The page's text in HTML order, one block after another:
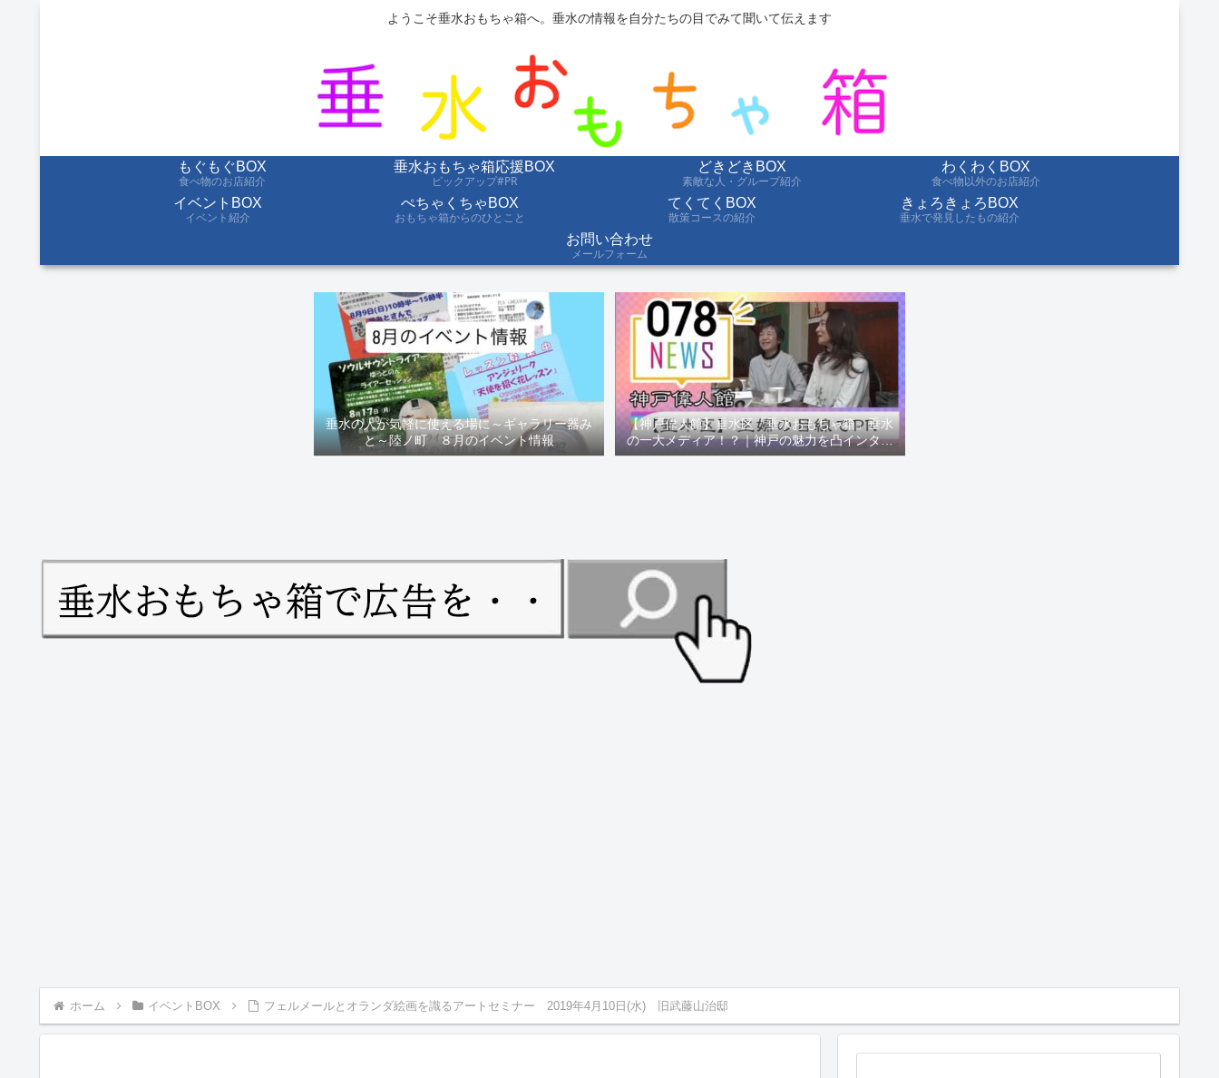
ようこそ垂水おもちゃ箱へ。垂水の情報を自分たちの目でみて聞いて伝えます
もぐもぐBOX
食べ物のお店紹介
垂水おもちゃ箱応援BOX
ピックアップ#PR
どきどきBOX
素敵な人・グループ紹介
わくわくBOX
食べ物以外のお店紹介
イベントBOX
イベント紹介
ぺちゃくちゃBOX
おもちゃ箱からのひとこと
てくてくBOX
散策コースの紹介
きょろきょろBOX
垂水で発見したもの紹介
お問い合わせ
メールフォーム
垂水の人が気軽に使える場に～ギャラリー器み
と～陸ノ町 ８月のイベント情報
【神戸偉人館】垂水区「垂水おもちゃ箱」垂水
の一大メディア！？｜神戸の魅力を凸インタビ
ュー！！【078NEWS( 078ニュース)】
ホーム イベントBOX フェルメールとオランダ絵画を識るアートセミナー 2019年4月10日(水) 旧武藤山治邸